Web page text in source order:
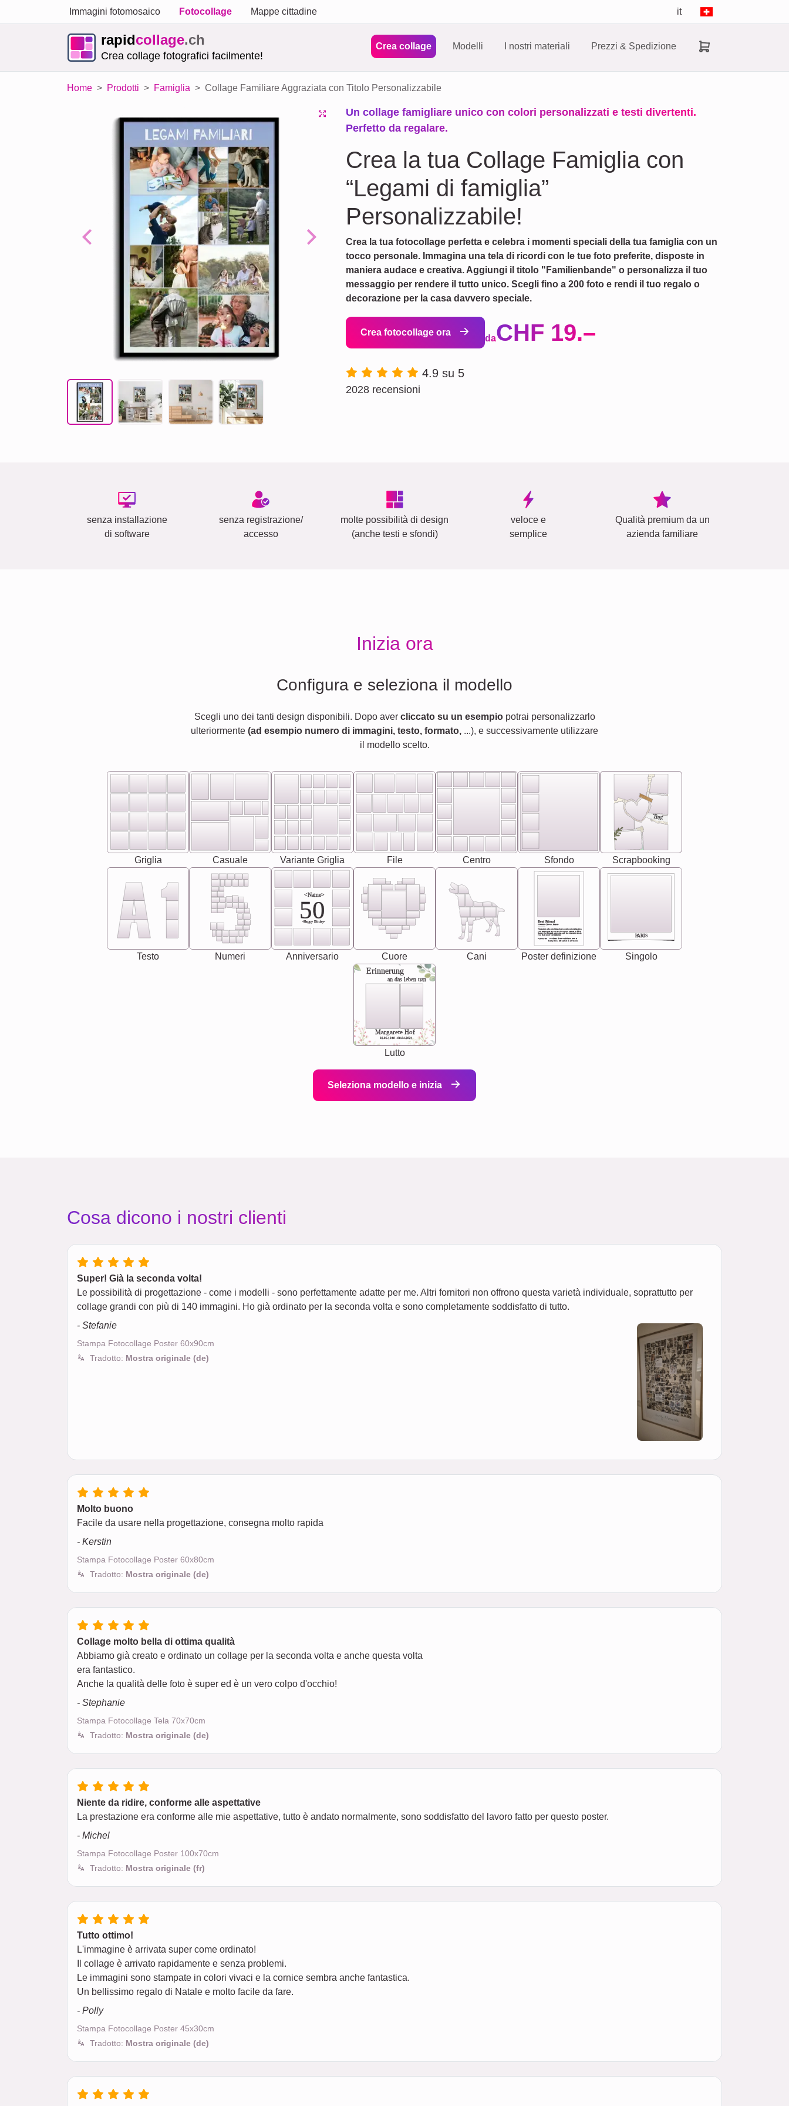
Immagini fotomosaico Fotocollage Mappe cittadine it
rapidcollage.ch
Crea collage fotografici facilmente!
Crea collage Modelli I nostri materiali Prezzi & Spedizione
Home Prodotti Famiglia Collage Familiare Aggraziata con Titolo Personalizzabile
Previous Next
Un collage famigliare unico con colori personalizzati e testi divertenti.
Perfetto da regalare.
Crea la tua Collage Famiglia con
“Legami di famiglia”
Personalizzabile!
Crea la tua fotocollage perfetta e celebra i momenti speciali della tua famiglia con un
tocco personale. Immagina una tela di ricordi con le tue foto preferite, disposte in
maniera audace e creativa. Aggiungi il titolo "Familienbande" o personalizza il tuo
messaggio per rendere il tutto unico. Scegli fino a 200 foto e rendi il tuo regalo o
decorazione per la casa davvero speciale.
Crea fotocollage ora
daCHF 19.–
4.9 su 5
2028 recensioni
senza installazione
di software
senza registrazione/
accesso
molte possibilità di design
(anche testi e sfondi)
veloce e
semplice
Qualità premium da un
azienda familiare
Inizia ora
Configura e seleziona il modello
Scegli uno dei tanti design disponibili. Dopo aver cliccato su un esempiopotrai personalizzarlo
ulteriormente (ad esempio numero di immagini, testo, formato, ...), e successivamente utilizzare
il modello scelto.
Griglia Casuale Variante Griglia File Centro Sfondo
Text
Scrapbooking
Testo Numeri
<Name>
50
-Happy Birday-
Anniversario Cuore Cani
Best Friend
[<NAME>] Noun, feminie
Synonyms: Soulmate, closet confidante, sister at
heart person, life partner in adventure.
The person who understands you without explanation
you accepts just as you are. She's your partner in life's,
chaos your biggest supporter, and the one with whom
you share your best memories.
Poster definizione
PARIS
Singolo
Erinnerung
an das leben uan
Margarete Hof
02.05.1940 - 08.04.2021
Lutto
Seleziona modello e inizia
Cosa dicono i nostri clienti
Super! Già la seconda volta!
Le possibilità di progettazione - come i modelli - sono perfettamente adatte per me. Altri fornitori non offrono questa varietà individuale, soprattutto per
collage grandi con più di 140 immagini. Ho già ordinato per la seconda volta e sono completamente soddisfatto di tutto.
- Stefanie
Stampa Fotocollage Poster 60x90cm
Tradotto: Mostra originale (de)
Molto buono
Facile da usare nella progettazione, consegna molto rapida
- Kerstin
Stampa Fotocollage Poster 60x80cm
Tradotto: Mostra originale (de)
Collage molto bella di ottima qualità
Abbiamo già creato e ordinato un collage per la seconda volta e anche questa volta
era fantastico.
Anche la qualità delle foto è super ed è un vero colpo d'occhio!
- Stephanie
Stampa Fotocollage Tela 70x70cm
Tradotto: Mostra originale (de)
Niente da ridire, conforme alle aspettative
La prestazione era conforme alle mie aspettative, tutto è andato normalmente, sono soddisfatto del lavoro fatto per questo poster.
- Michel
Stampa Fotocollage Poster 100x70cm
Tradotto: Mostra originale (fr)
Tutto ottimo!
L'immagine è arrivata super come ordinato!
Il collage è arrivato rapidamente e senza problemi.
Le immagini sono stampate in colori vivaci e la cornice sembra anche fantastica.
Un bellissimo regalo di Natale e molto facile da fare.
- Polly
Stampa Fotocollage Poster 45x30cm
Tradotto: Mostra originale (de)